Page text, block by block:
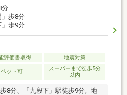
分
歩8分
歩9分
評価書取得 地震対策
ペット可
スーパーまで徒歩5分
以内
8分、「九段下」駅徒歩9分。地